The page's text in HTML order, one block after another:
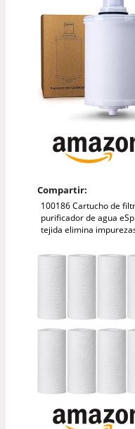
Compartir:
100186 Cartucho de
purificador de agua
tejida elimina